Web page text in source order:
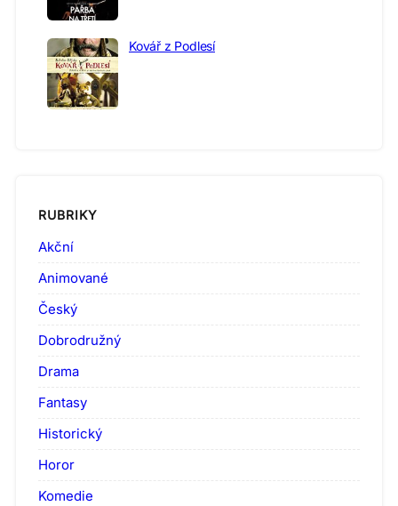
Kovář z Podlesí
RUBRIKY
Akční
Animované
Český
Dobrodružný
Drama
Fantasy
Historický
Horor
Komedie